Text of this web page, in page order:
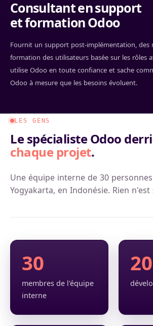
Consultant en support
et formation Odoo
Fournit un support post-implémentation, des
formation des utilisateurs basée sur les rôles
utilise Odoo en toute confiance et sache
Odoo à mesure que les besoins évoluent.
LES GENS
Le spécialiste Odoo
chaque projet.
Une équipe interne de 30
Yogyakarta, en Indonésie. Rien
30
membres de l'équipe
interne
20